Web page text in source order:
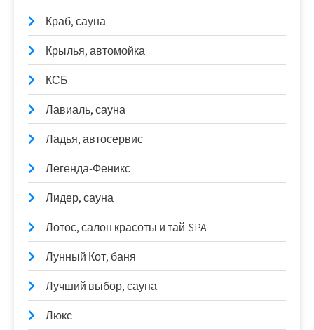
Краб, сауна
Крылья, автомойка
КСБ
Лавиаль, сауна
Ладья, автосервис
Легенда-Феникс
Лидер, сауна
Лотос, салон красоты и тай-SPA
Лунный Кот, баня
Лучший выбор, сауна
Люкс